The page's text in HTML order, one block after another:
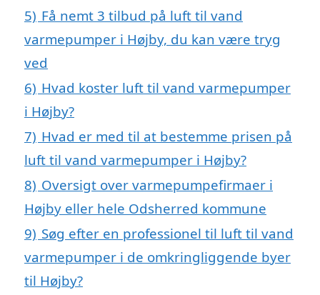
5) Få nemt 3 tilbud på luft til vand
varmepumper i Højby, du kan være tryg
ved
6) Hvad koster luft til vand varmepumper
i Højby?
7) Hvad er med til at bestemme prisen på
luft til vand varmepumper i Højby?
8) Oversigt over varmepumpefirmaer i
Højby eller hele Odsherred kommune
9) Søg efter en professionel til luft til vand
varmepumper i de omkringliggende byer
til Højby?